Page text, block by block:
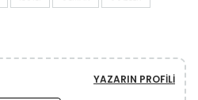
YAZARIN PROFILI